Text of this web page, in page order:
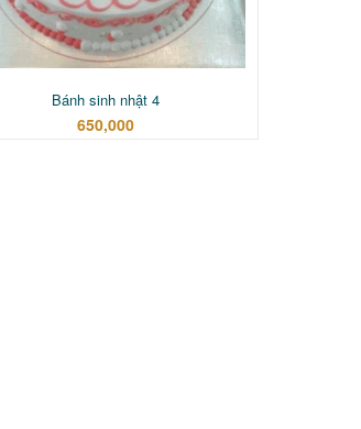
Bánh sinh nhật 4
650,000